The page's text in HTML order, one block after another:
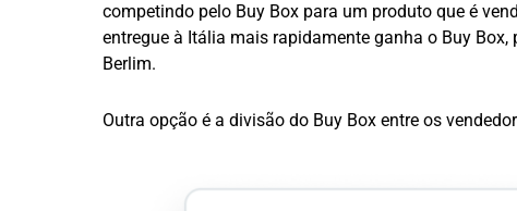
competindo pelo Buy Box para um produto que é
entregue à Itália mais rapidamente ganha o Buy
Berlim.
Outra opção é a divisão do Buy Box entre os